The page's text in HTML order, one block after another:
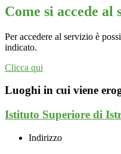
Come si accede al
Per accedere al servizio è
indicato.
Clicca qui
Luoghi in cui viene
Istituto Superiore di
Indirizzo